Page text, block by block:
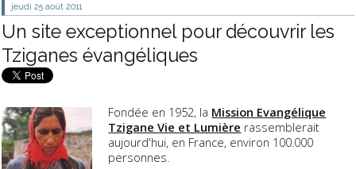
jeudi 25 août 2011
Un site exceptionnel pour découvrir les
Tziganes évangéliques
Fondée en 1952, la Mission Evangélique
Tzigane Vie et Lumière rassemblerait
aujourd'hui, en France, environ 100.000
personnes.